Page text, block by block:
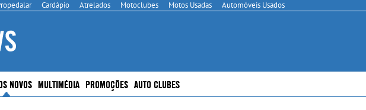
Cardápio Atrelados Motoclubes Motos Usadas Automóveis Usados
NOVOS MULTIMÉDIA PROMOÇÕES AUTO CLUBES